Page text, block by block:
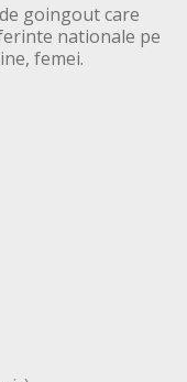
goingout care
nationale pe
femei.